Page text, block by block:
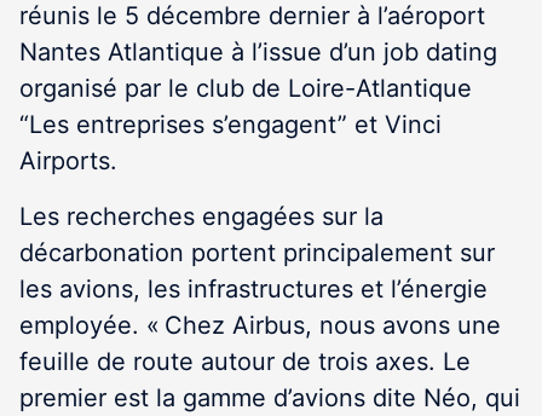
réunis le 5 décembre dernier à l’aéroport
Nantes Atlantique à l’issue d’un job dating
organisé par le club de Loire-Atlantique
“Les entreprises s’engagent” et Vinci
Airports.
Les recherches engagées sur la
décarbonation portent principalement sur
les avions, les infrastructures et l’énergie
employée. « Chez Airbus, nous avons une
feuille de route autour de trois axes. Le
premier est la gamme d’avions dite Néo, qui